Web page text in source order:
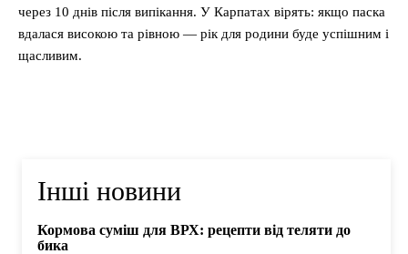
через 10 днів після випікання. У Карпатах вірять: якщо паска
вдалася високою та рівною — рік для родини буде успішним і
щасливим.
Інші новини
Кормова суміш для ВРХ: рецепти від теляти до
бика